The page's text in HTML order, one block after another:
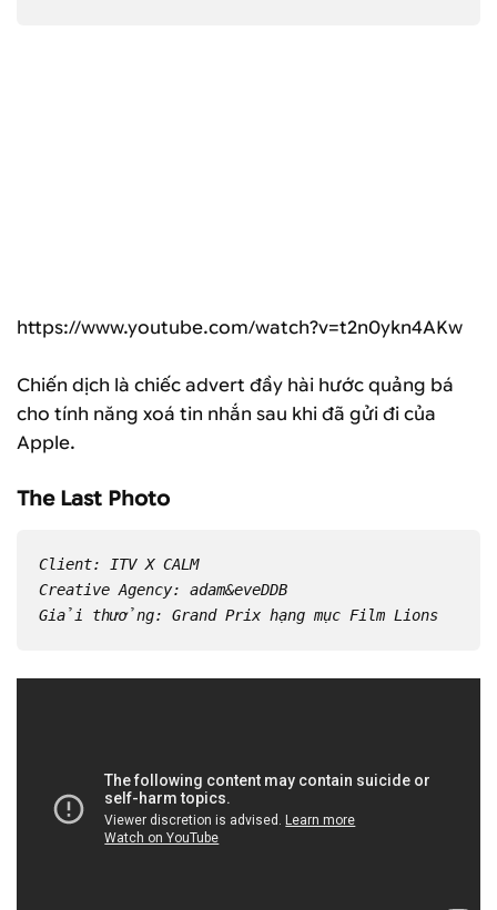
https://www.youtube.com/watch?v=t2n0ykn4AKw
Chiến dịch là chiếc advert đầy hài hước quảng bá
cho tính năng xoá tin nhắn sau khi đã gửi đi của
Apple.
The Last Photo
Client: ITV X CALM
Creative Agency: adam&eveDDB
Giải thưởng: Grand Prix hạng mục Film Lions